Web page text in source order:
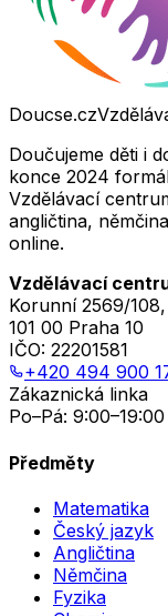
Doucse.cz
Doučujeme děti i
konce 2024
Vzdělávací
angličtina,
online.
Vzdělávací
Korunní 2569/
101 00 Praha 10
IČO: 22201581
+420 494 900
Zákaznická linka
Po–Pá:
Předměty
Matematika
Český jazyk
Angličtina
Němčina
Fyzika